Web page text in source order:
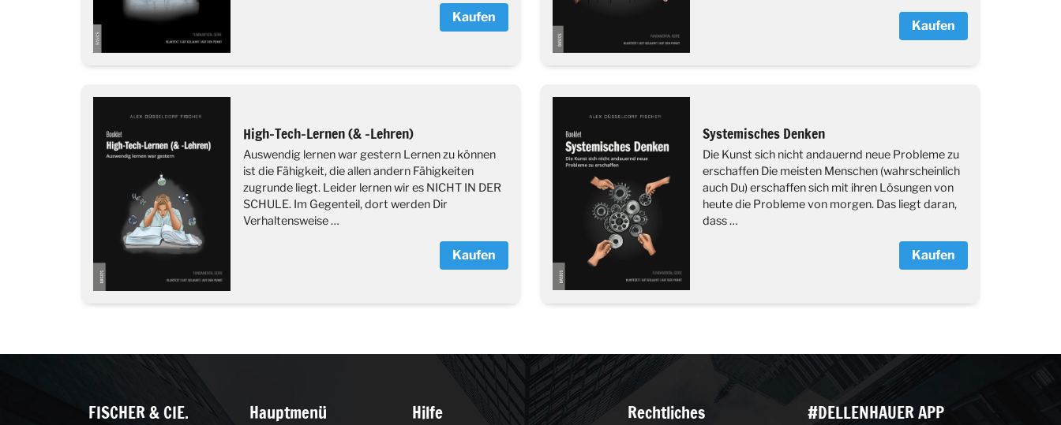
Kaufen
Kaufen
High-Tech-Lernen (& -Lehren)
Auswendig lernen war gestern Lernen zu können
ist die Fähigkeit, die allen andern Fähigkeiten
zugrunde liegt. Leider lernen wir es NICHT IN DER
SCHULE. Im Gegenteil, dort werden Dir
Verhaltensweise …
Kaufen
Systemisches Denken
Die Kunst sich nicht andauernd neue Probleme zu
erschaffen Die meisten Menschen (wahrscheinlich
auch Du) erschaffen sich mit ihren Lösungen von
heute die Probleme von morgen. Das liegt daran,
dass …
Kaufen
FISCHER & CIE. Hauptmenü Hilfe Rechtliches #DELLENHAUER APP